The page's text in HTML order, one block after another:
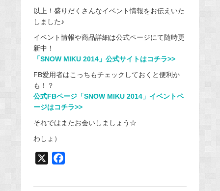
以上！盛りだくさんなイベント情報をお伝えいた
しました♪
イベント情報や商品詳細は公式ページにて随時更
新中！
「SNOW MIKU 2014」公式サイトはコチラ>>
FB愛用者はこっちもチェックしておくと便利か
も！？
公式FBページ「SNOW MIKU 2014」イベントペ
ージはコチラ>>
それではまたお会いしましょう☆
わしょ）